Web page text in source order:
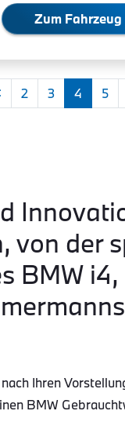
Zum Fahrzeug
2 3 4 5
von der
BMW
Ihren
BMW